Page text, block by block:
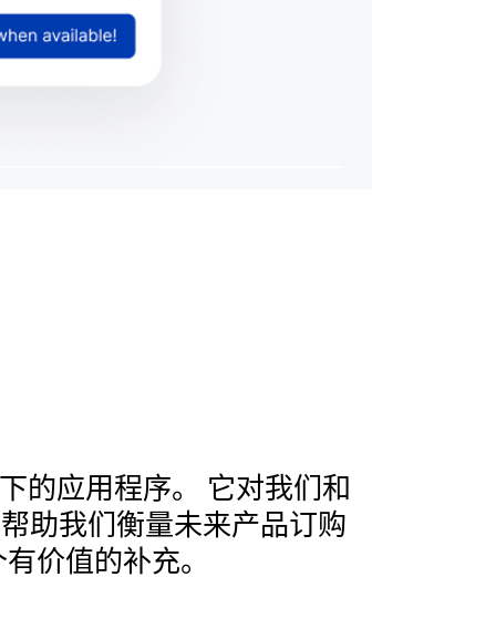
的应用程序。 它对我们和
助我们衡量未来产品订购
价值的补充。